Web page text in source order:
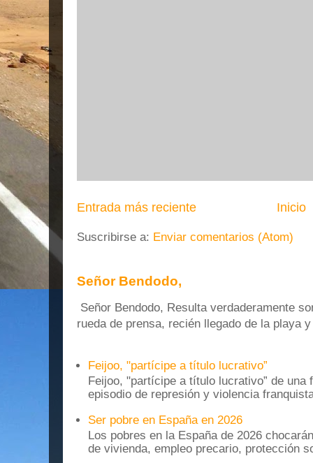
Entrada más reciente Inicio
Suscribirse a: Enviar comentarios (Atom)
Señor Bendodo,
Señor Bendodo, Resulta verdaderamente
rueda de prensa, recién llegado de la playa
Feijoo, "partícipe a título lucrativo”
Feijoo, "partícipe a título lucrativo” de una
episodio de represión y violencia
Ser pobre en España en 2026
Los pobres en la España de 2026
de vivienda, empleo precario, protección